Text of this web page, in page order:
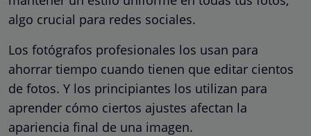
algo crucial para redes sociales.
Los fotógrafos profesionales los usan para
ahorrar tiempo cuando tienen que editar cientos
de fotos. Y los principiantes los utilizan para
aprender cómo ciertos ajustes afectan la
apariencia final de una imagen.